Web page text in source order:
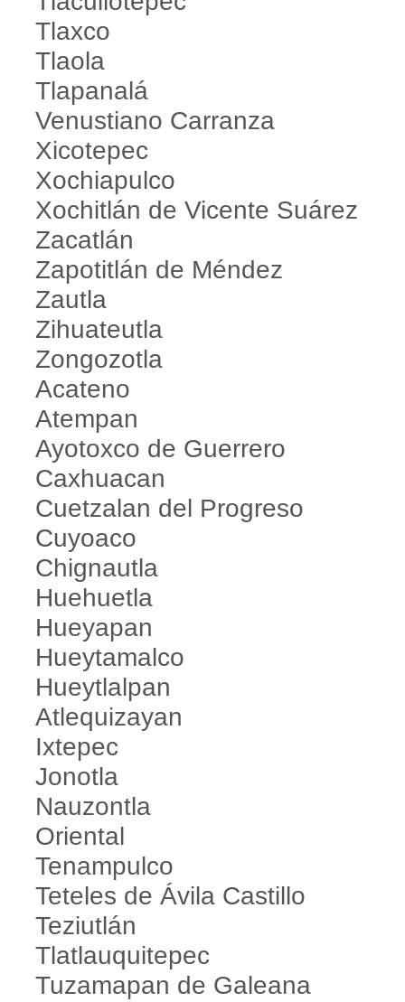
Tlaxco
Tlaola
Tlapanalá
Venustiano Carranza
Xicotepec
Xochiapulco
Xochitlán de Vicente Suárez
Zacatlán
Zapotitlán de Méndez
Zautla
Zihuateutla
Zongozotla
Acateno
Atempan
Ayotoxco de Guerrero
Caxhuacan
Cuetzalan del Progreso
Cuyoaco
Chignautla
Huehuetla
Hueyapan
Hueytamalco
Hueytlalpan
Atlequizayan
Ixtepec
Jonotla
Nauzontla
Oriental
Tenampulco
Teteles de Ávila Castillo
Teziutlán
Tlatlauquitepec
Tuzamapan de Galeana